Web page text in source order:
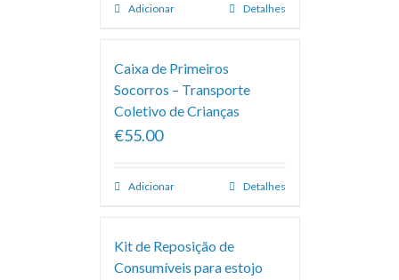
Adicionar Detalhes
Caixa de Primeiros
Socorros – Transporte
Coletivo de Crianças
€55.00
Adicionar Detalhes
Kit de Reposição de
Consumíveis para estojo